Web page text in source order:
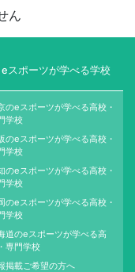
ん
eスポーツが学べる学校
のeスポーツが学べる高校・
学校
のeスポーツが学べる高校・
学校
のeスポーツが学べる高校・
学校
のeスポーツが学べる高校・
学校
道のeスポーツが学べる高
専門学校
掲載ご希望の方へ